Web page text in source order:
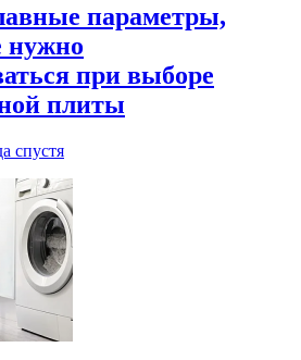
параметры,
нужно
при выборе
плиты
спустя